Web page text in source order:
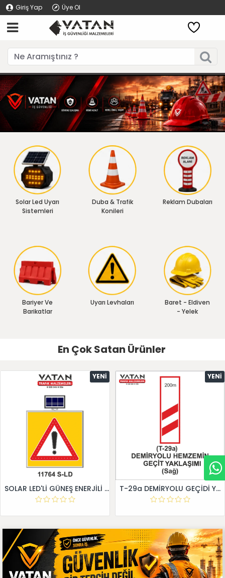
Giriş Yap Üye Ol
Solar Led Uyarı
Sistemleri
Duba & Trafik
Konileri
Reklam Dubaları
Bariyer Ve
Barikatlar
Uyarı Levhaları
Baret - Eldiven
- Yelek
En Çok Satan Ürünler
YENI
SOLAR LED'Lİ GÜNEŞ ENERJİLİ LEVHA
YENI
T-29a DEMİRYOLU GEÇİDİ YAKLAŞIM LEVHALARI (Sağ)